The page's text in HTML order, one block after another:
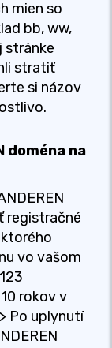
mien so
bb, ww,
stránke
stratiť
si názov
doména na
registračné
vo vašom
rokov v
Po uplynutí